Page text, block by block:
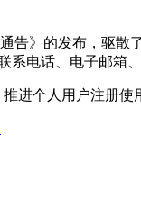
告》的发布，驱
电话、电子邮箱
进个人用户注册